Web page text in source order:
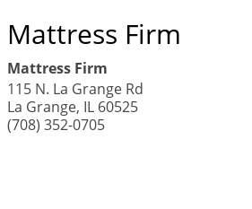
Mattress Firm
Mattress Firm
115 N. La Grange Rd
La Grange, IL 60525
(708) 352-0705